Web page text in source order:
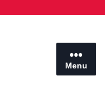
Menu